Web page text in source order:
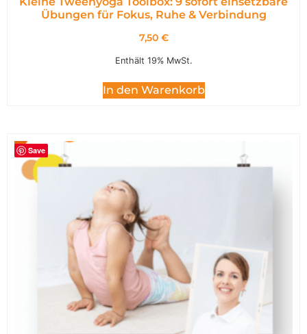
Übungen für Fokus, Ruhe & Verbindung
7,50 €
Enthält 19% MwSt.
In den Warenkorb
Save